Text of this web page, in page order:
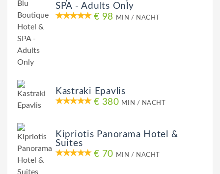
SPA - Adults Only
€ 98
MIN / NACHT
Kastraki Epavlis
€ 380 MIN / NACHT
Kipriotis Panorama Hotel &
Suites
€ 70 MIN / NACHT